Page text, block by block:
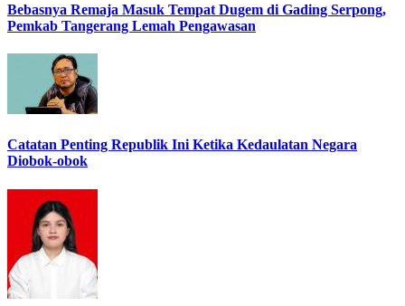
Bebasnya Remaja Masuk Tempat Dugem di Gading Serpong,
Pemkab Tangerang Lemah Pengawasan
Catatan Penting Republik Ini Ketika Kedaulatan Negara
Diobok-obok